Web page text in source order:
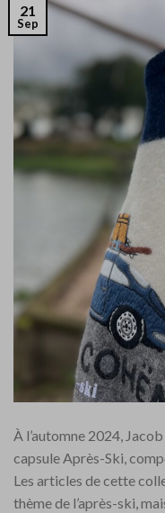
21
Sep
À l’automne 2024,
capsule Après-Ski,
Les articles de cette
thème de l’après-ski,